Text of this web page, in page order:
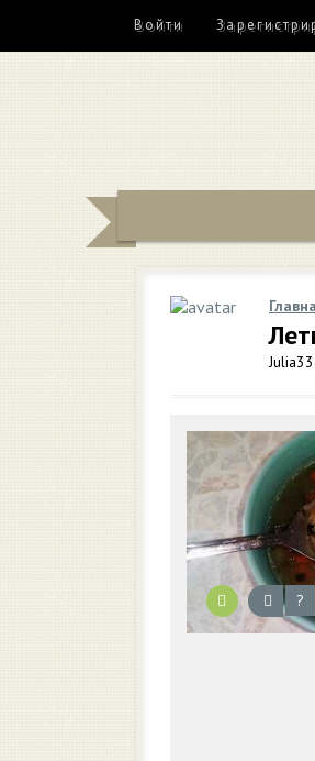
Войти
?